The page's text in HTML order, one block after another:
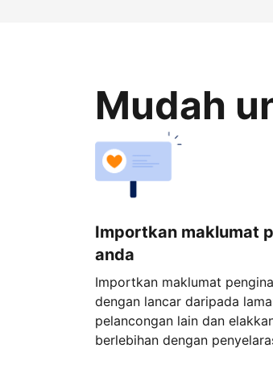
Mudah
Importkan maklumat
anda
Importkan maklumat
dengan lancar daripada
pelancongan lain dan
berlebihan dengan